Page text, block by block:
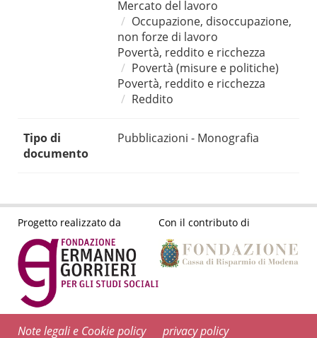
Mercato del lavoro
Occupazione, disoccupazione,
non forze di lavoro
Povertà, reddito e ricchezza
Povertà (misure e politiche)
Povertà, reddito e ricchezza
Reddito
Tipo di
documento
Pubblicazioni - Monografia
Progetto realizzato da Con il contributo di
Note legali e Cookie policy privacy policy